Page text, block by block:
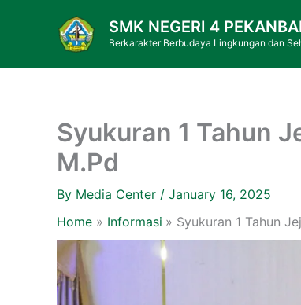
SMK NEGERI 4
Berkarakter Berbudaya Lingkungan dan
Syukuran 1 Tahun
M.Pd
By Media Center / January 16, 2025
Home
Informasi Syukuran 1 Tahun